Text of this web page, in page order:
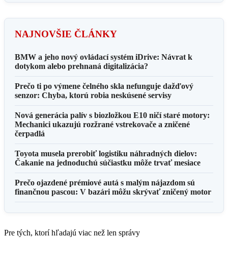
NAJNOVŠIE ČLÁNKY
BMW a jeho nový ovládací systém iDrive: Návrat k
dotykom alebo prehnaná digitalizácia?
Prečo ti po výmene čelného skla nefunguje dažďový
senzor: Chyba, ktorú robia neskúsené servisy
Nová generácia palív s biozložkou E10 ničí staré motory:
Mechanici ukazujú rozžrané vstrekovače a zničené
čerpadlá
Toyota musela prerobiť logistiku náhradných dielov:
Čakanie na jednoduchú súčiastku môže trvať mesiace
Prečo ojazdené prémiové autá s malým nájazdom sú
finančnou pascou: V bazári môžu skrývať zničený motor
Pre tých, ktorí hľadajú viac než len správy